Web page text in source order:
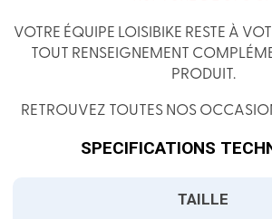
VOTRE ÉQUIPE LOISIBIKE RESTE À
TOUT RENSEIGNEMENT
PRODUIT.
RETROUVEZ TOUTES NOS
SPECIFICATIONS
TAILLE